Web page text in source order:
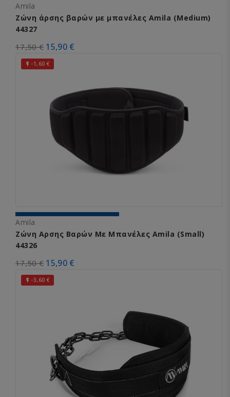
Amila
Ζώνη άρσης βαρών με μπανέλες Amila (Medium)
44327
17,50 € 15,90 €
 -1,60 €
Amila
Ζώνη Αρσης Βαρών Με Μπανέλες Amila (Small)
44326
17,50 € 15,90 €
 -3,60 €